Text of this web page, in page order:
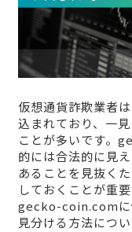
仮想通貨詐欺業者
込まれており、一
ことが多いです。
的には合法的に見
あることを見抜く
しておくことが重
gecko-coin.comに
見分ける方法につ